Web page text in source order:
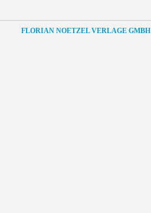
FLORIAN NOETZEL VERLAGE GMBH